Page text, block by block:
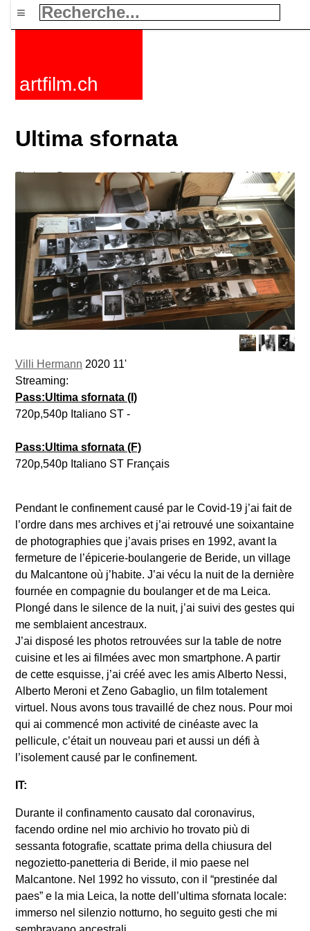
≡
artfilm.ch
Ultima sfornata
Villi Hermann 2020 11'
Streaming:
Pass:Ultima sfornata (I)
720p,540p Italiano ST -
Pass:Ultima sfornata (F)
720p,540p Italiano ST Français
Pendant le confinement causé par le Covid-19 j’ai fait de
l’ordre dans mes archives et j’ai retrouvé une soixantaine
de photographies que j’avais prises en 1992, avant la
fermeture de l’épicerie-boulangerie de Beride, un village
du Malcantone où j’habite. J’ai vécu la nuit de la dernière
fournée en compagnie du boulanger et de ma Leica.
Plongé dans le silence de la nuit, j’ai suivi des gestes qui
me semblaient ancestraux.
J’ai disposé les photos retrouvées sur la table de notre
cuisine et les ai filmées avec mon smartphone. A partir
de cette esquisse, j’ai créé avec les amis Alberto Nessi,
Alberto Meroni et Zeno Gabaglio, un film totalement
virtuel. Nous avons tous travaillé de chez nous. Pour moi
qui ai commencé mon activité de cinéaste avec la
pellicule, c’était un nouveau pari et aussi un défi à
l’isolement causé par le confinement.
IT:
Durante il confinamento causato dal coronavirus,
facendo ordine nel mio archivio ho trovato più di
sessanta fotografie, scattate prima della chiusura del
negozietto-panetteria di Beride, il mio paese nel
Malcantone. Nel 1992 ho vissuto, con il “prestinée dal
paes” e la mia Leica, la notte dell’ultima sfornata locale:
immerso nel silenzio notturno, ho seguito gesti che mi
Fictions Documentaires Courts Rétrospectives
Mots clefs
F-Rated FAQ Contact Maillist Panier CGV
AcheterActiverAbonnement
216.73.216.31